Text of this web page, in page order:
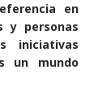
en
y personas
iniciativas
un mundo